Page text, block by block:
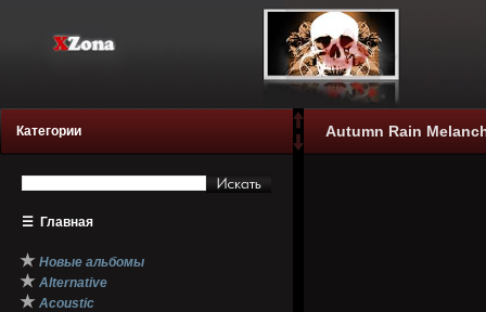
Категории
☰ Главная
★ Новые альбомы
★ Alternative
★ Acoustic
Autumn Rain